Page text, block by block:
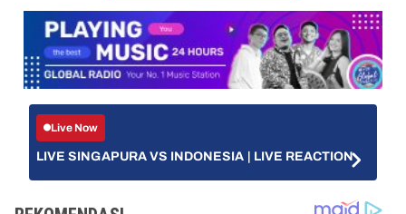
Live Now
LIVE SINGAPURA VS INDONESIA | LIVE REACTION